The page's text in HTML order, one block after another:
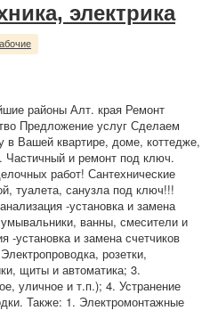
электрика
районы Алт. края Ремонт
Предложение услуг Сделаем
в Вашей квартире, доме, коттедже,
Частичный и ремонт под ключ.
работ! Сантехнические
туалета, санузла под ключ!!!
-установка и замена
ванны, смесители и
-установка и замена счетчиков
розетки,
щиты и автоматика; 3.
уличное и т.п.); 4. Устранение
Также: 1. Электромонтажные